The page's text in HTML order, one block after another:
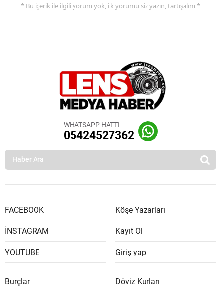
* Bu içerik ile ilgili yorum yok, ilk yorumu siz yazın, tartışalım *
WHATSAPP HATTI
05424527362
FACEBOOK
İNSTAGRAM
YOUTUBE
Köşe Yazarları
Kayıt Ol
Giriş yap
Burçlar Döviz Kurları